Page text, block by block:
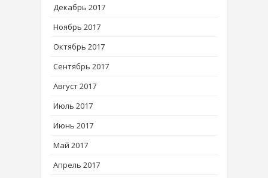
Декабрь 2017
Ноябрь 2017
Октябрь 2017
Сентябрь 2017
Август 2017
Июль 2017
Июнь 2017
Май 2017
Апрель 2017